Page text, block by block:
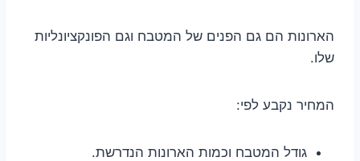
הארונות הם גם הפנים של המטבח וגם הפונקציונליות
שלו.
המחיר נקבע לפי:
גודל המטבח וכמות הארונות הנדרשת.